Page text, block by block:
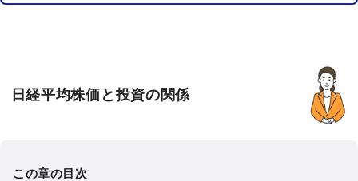
日経平均株価と投資の関係
この章の目次